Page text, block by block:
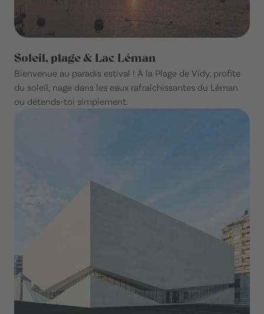
Soleil, plage & Lac Léman
Bienvenue au paradis estival ! À la Plage de Vidy, profite
du soleil, nage dans les eaux rafraîchissantes du Léman
ou détends-toi simplement.